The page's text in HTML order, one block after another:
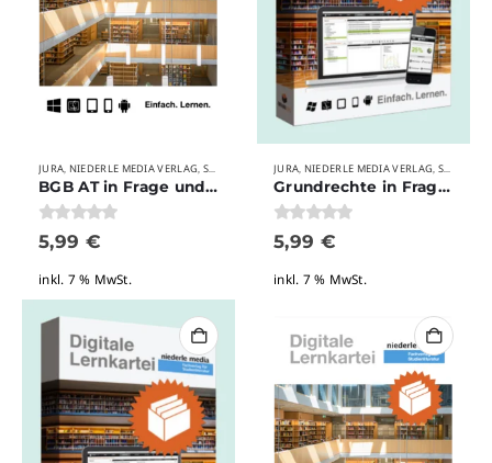
JURA NIEDERLE MEDIA VERLAG STUDIUM VERLAGE
BGB AT in Frage und Antwort
0von 5
5,99 €
inkl. 7 % MwSt.
JURA NIEDERLE MEDIA VERLAG STUDIUM
Grundrechte in Frage und Antwort
0von 5
5,99 €
inkl. 7 % MwSt.